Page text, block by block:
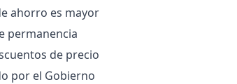
ahorro es mayor
permanencia
de precio
por el Gobierno